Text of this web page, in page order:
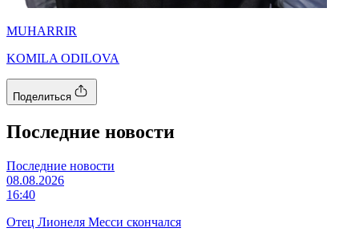
MUHARRIR
KOMILA ODILOVA
Поделиться
Последние новости
Последние новости
08.08.2026
16:40
Отец Лионеля Месси скончался